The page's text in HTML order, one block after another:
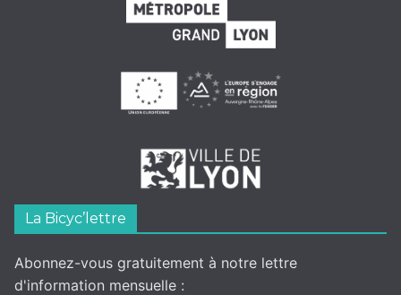
La Bicyc’lettre
Abonnez-vous gratuitement à notre lettre
d'information mensuelle :